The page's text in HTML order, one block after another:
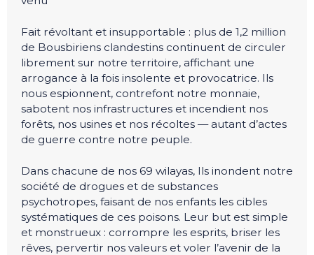
Fait révoltant et insupportable : plus de 1,2 million
de Bousbiriens clandestins continuent de circuler
librement sur notre territoire, affichant une
arrogance à la fois insolente et provocatrice. Ils
nous espionnent, contrefont notre monnaie,
sabotent nos infrastructures et incendient nos
forêts, nos usines et nos récoltes — autant d’actes
de guerre contre notre peuple.
Dans chacune de nos 69 wilayas, Ils inondent notre
société de drogues et de substances
psychotropes, faisant de nos enfants les cibles
systématiques de ces poisons. Leur but est simple
et monstrueux : corrompre les esprits, briser les
rêves, pervertir nos valeurs et voler l’avenir de la